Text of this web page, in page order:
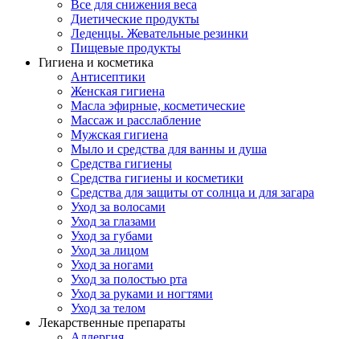
Все для снижения веса
Диетические продукты
Леденцы. Жевательные резинки
Пищевые продукты
Гигиена и косметика
Антисептики
Женская гигиена
Масла эфирные, косметические
Массаж и расслабление
Мужская гигиена
Мыло и средства для ванны и душа
Средства гигиены
Средства гигиены и косметики
Средства для защиты от солнца и для загара
Уход за волосами
Уход за глазами
Уход за губами
Уход за лицом
Уход за ногами
Уход за полостью рта
Уход за руками и ногтями
Уход за телом
Лекарственные препараты